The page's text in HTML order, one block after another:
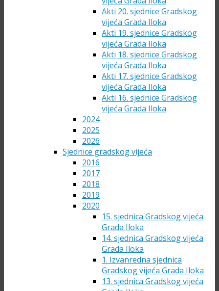
Akti 20. sjednice Gradskog
vijeća Grada Iloka
Akti 19. sjednice Gradskog
vijeća Grada Iloka
Akti 18. sjednice Gradskog
vijeća Grada Iloka
Akti 17. sjednice Gradskog
vijeća Grada Iloka
Akti 16. sjednice Gradskog
vijeća Grada Iloka
2024
2025
2026
Sjednice gradskog vijeća
2016
2017
2018
2019
2020
15. sjednica Gradskog vijeća
Grada Iloka
14. sjednica Gradskog vijeća
Grada Iloka
1. Izvanredna sjednica
Gradskog vijeća Grada Iloka
13. sjednica Gradskog vijeća